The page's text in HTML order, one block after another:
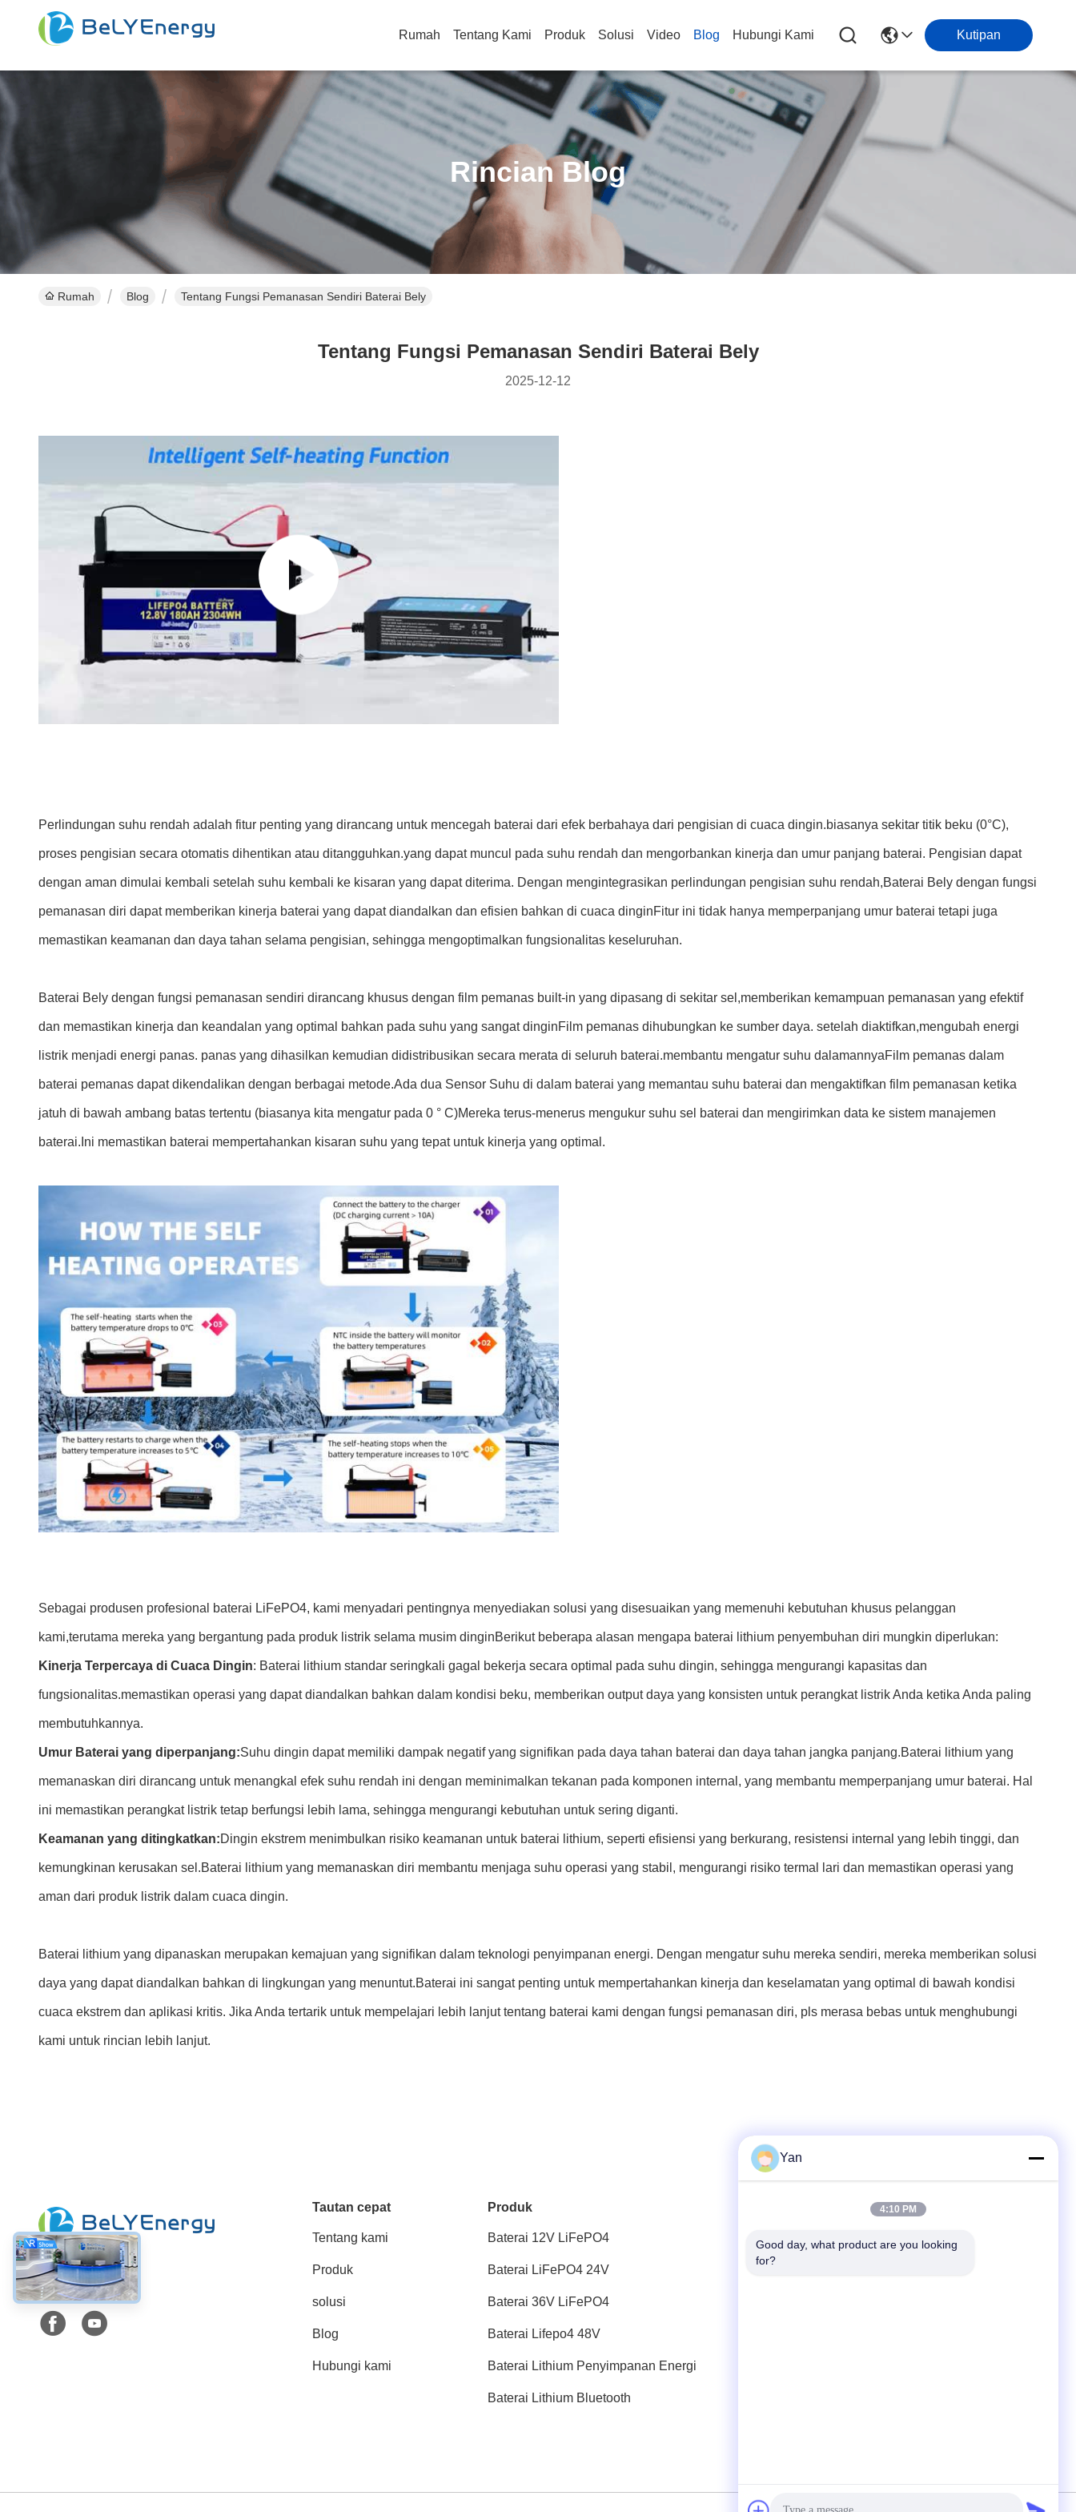
Rumah Tentang Kami Produk Solusi Video Blog Hubungi Kami Kutipan
Rincian Blog
Rumah Blog Tentang Fungsi Pemanasan Sendiri Baterai Bely
Tentang Fungsi Pemanasan Sendiri Baterai Bely
2025-12-12
Perlindungan suhu rendah adalah fitur penting yang dirancang untuk mencegah baterai dari efek berbahaya dari pengisian di cuaca dingin.biasanya sekitar titik beku (0°C),
proses pengisian secara otomatis dihentikan atau ditangguhkan.yang dapat muncul pada suhu rendah dan mengorbankan kinerja dan umur panjang baterai. Pengisian dapat
dengan aman dimulai kembali setelah suhu kembali ke kisaran yang dapat diterima. Dengan mengintegrasikan perlindungan pengisian suhu rendah,Baterai Bely dengan fungsi
pemanasan diri dapat memberikan kinerja baterai yang dapat diandalkan dan efisien bahkan di cuaca dinginFitur ini tidak hanya memperpanjang umur baterai tetapi juga
memastikan keamanan dan daya tahan selama pengisian, sehingga mengoptimalkan fungsionalitas keseluruhan.
Baterai Bely dengan fungsi pemanasan sendiri dirancang khusus dengan film pemanas built-in yang dipasang di sekitar sel,memberikan kemampuan pemanasan yang efektif
dan memastikan kinerja dan keandalan yang optimal bahkan pada suhu yang sangat dinginFilm pemanas dihubungkan ke sumber daya. setelah diaktifkan,mengubah energi
listrik menjadi energi panas. panas yang dihasilkan kemudian didistribusikan secara merata di seluruh baterai.membantu mengatur suhu dalamannyaFilm pemanas dalam
baterai pemanas dapat dikendalikan dengan berbagai metode.Ada dua Sensor Suhu di dalam baterai yang memantau suhu baterai dan mengaktifkan film pemanasan ketika
jatuh di bawah ambang batas tertentu (biasanya kita mengatur pada 0 ° C)Mereka terus-menerus mengukur suhu sel baterai dan mengirimkan data ke sistem manajemen
baterai.Ini memastikan baterai mempertahankan kisaran suhu yang tepat untuk kinerja yang optimal.
Sebagai produsen profesional baterai LiFePO4, kami menyadari pentingnya menyediakan solusi yang disesuaikan yang memenuhi kebutuhan khusus pelanggan
kami,terutama mereka yang bergantung pada produk listrik selama musim dinginBerikut beberapa alasan mengapa baterai lithium penyembuhan diri mungkin diperlukan:
Kinerja Terpercaya di Cuaca Dingin: Baterai lithium standar seringkali gagal bekerja secara optimal pada suhu dingin, sehingga mengurangi kapasitas dan
fungsionalitas.memastikan operasi yang dapat diandalkan bahkan dalam kondisi beku, memberikan output daya yang konsisten untuk perangkat listrik Anda ketika Anda paling
membutuhkannya.
Umur Baterai yang diperpanjang:Suhu dingin dapat memiliki dampak negatif yang signifikan pada daya tahan baterai dan daya tahan jangka panjang.Baterai lithium yang
memanaskan diri dirancang untuk menangkal efek suhu rendah ini dengan meminimalkan tekanan pada komponen internal, yang membantu memperpanjang umur baterai. Hal
ini memastikan perangkat listrik tetap berfungsi lebih lama, sehingga mengurangi kebutuhan untuk sering diganti.
Keamanan yang ditingkatkan:Dingin ekstrem menimbulkan risiko keamanan untuk baterai lithium, seperti efisiensi yang berkurang, resistensi internal yang lebih tinggi, dan
kemungkinan kerusakan sel.Baterai lithium yang memanaskan diri membantu menjaga suhu operasi yang stabil, mengurangi risiko termal lari dan memastikan operasi yang
aman dari produk listrik dalam cuaca dingin.
Baterai lithium yang dipanaskan merupakan kemajuan yang signifikan dalam teknologi penyimpanan energi. Dengan mengatur suhu mereka sendiri, mereka memberikan solusi
daya yang dapat diandalkan bahkan di lingkungan yang menuntut.Baterai ini sangat penting untuk mempertahankan kinerja dan keselamatan yang optimal di bawah kondisi
cuaca ekstrem dan aplikasi kritis. Jika Anda tertarik untuk mempelajari lebih lanjut tentang baterai kami dengan fungsi pemanasan diri, pls merasa bebas untuk menghubungi
kami untuk rincian lebih lanjut.
Media Sosial
Tautan cepat
Tentang kami
Produk
solusi
Blog
Hubungi kami
Produk
Baterai 12V LiFePO4
Baterai LiFePO4 24V
Baterai 36V LiFePO4
Baterai Lifepo4 48V
Baterai Lithium Penyimpanan Energi
Baterai Lithium Bluetooth
TEL:
Yan
4:10 PM
Good day, what product are you looking
for?